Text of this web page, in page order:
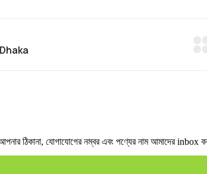
ঠিকানা, যোগাযোগের নম্বর এবং পণ্যের নাম আমাদের inbox করুন।